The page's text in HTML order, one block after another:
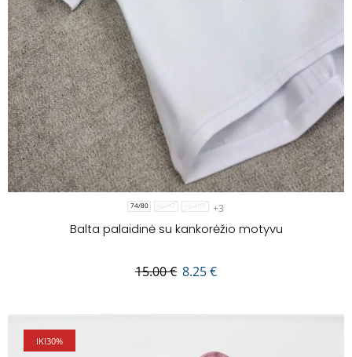
74/80 86/92 98/104 +3
Balta palaidinė su kankorėžio motyvu
15.00€ 8.25€
IKI30%